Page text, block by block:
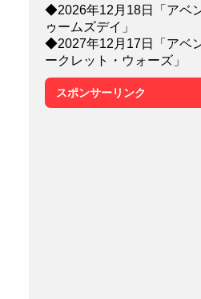
◆2026年12月18日「アベ
ゥームズデイ」
◆2027年12月17日「アベ
ークレット・ウォーズ」
スポンサーリンク